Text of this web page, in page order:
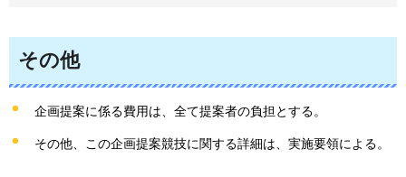
その他
企画提案に係る費用は、全て提案者の負担とする。
その他、この企画提案競技に関する詳細は、実施要領による。